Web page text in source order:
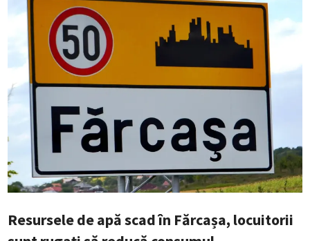
Resursele de apă scad în Fărcașa, locuitorii